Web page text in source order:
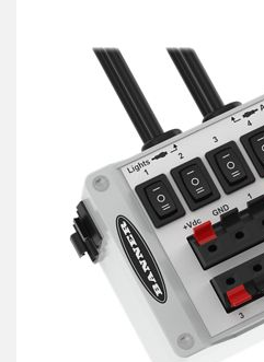
激光测距
雷达传感器
超声波传感器
光纤放大器
槽形和标签传感器
工厂通信
机器监控/设备综合效率
物料、服务或托盘取件呼叫
状况监测：预测性维护和预防性维护
设备综合效率 (OEE)
远程监控
预测性维护与状态监控
预测性维护与状态监控